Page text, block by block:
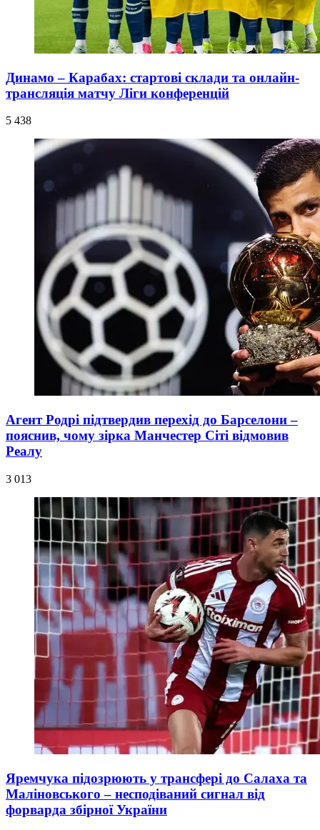
Динамо – Карабах: стартові склади та онлайн-
трансляція матчу Ліги конференцій
5 438
Агент Родрі підтвердив перехід до Барселони –
пояснив, чому зірка Манчестер Сіті відмовив
Реалу
3 013
Яремчука підозрюють у трансфері до Салаха та
Маліновського – несподіваний сигнал від
форварда збірної України